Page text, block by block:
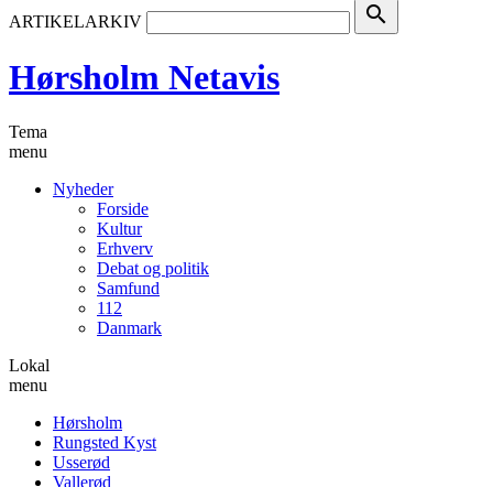
ARTIKELARKIV search
Hørsholm Netavis
Tema
menu
Nyheder
Forside
Kultur
Erhverv
Debat og politik
Samfund
112
Danmark
Lokal
menu
Hørsholm
Rungsted Kyst
Usserød
Vallerød